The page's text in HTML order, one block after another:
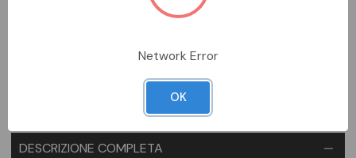
DESCRIZIONE COMPLETA
Network Error
OK